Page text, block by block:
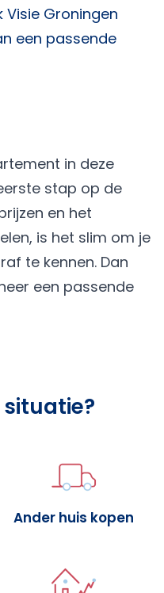
Visie Groningen
een passende
in deze
stap op de
en het
is het slim om je
te kennen. Dan
een passende
Ander huis kopen